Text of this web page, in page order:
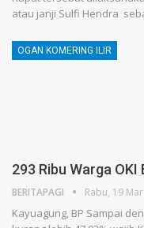
atau janji Sulfi Hendra
OGAN KOMERING ILIR
293 Ribu Warga OKI
BERITAPAGI Rabu, 19
Kayuagung, BP Sampai